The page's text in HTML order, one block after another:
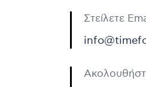
Στείλετε